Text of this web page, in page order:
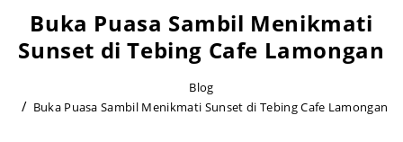
Buka Puasa Sambil Menikmati
Sunset di Tebing Cafe Lamongan
Blog
Buka Puasa Sambil Menikmati Sunset di Tebing Cafe Lamongan